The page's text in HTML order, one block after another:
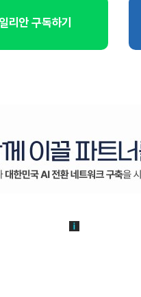
리안 구독하기